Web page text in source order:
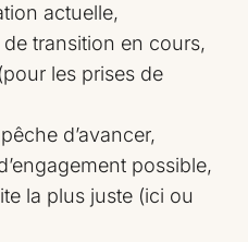
actuelle,
transition en cours,
les prises de
d’avancer,
possible,
la plus juste (ici ou